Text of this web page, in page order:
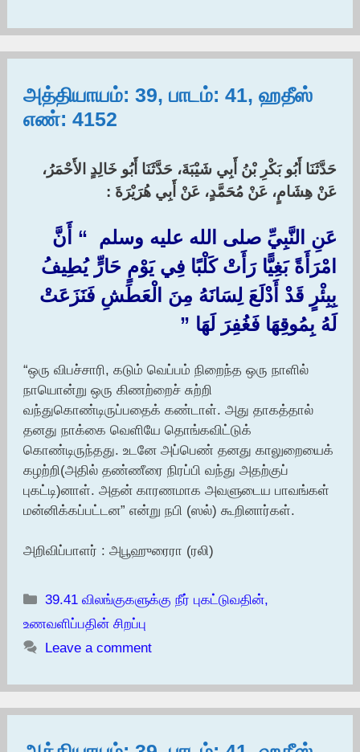
அத்தியாயம்: 39, பாடம்: 41, ஹதீஸ்
எண்: 4152
حَدَّثَنَا أَبُو بَكْرِ بْنُ أَبِي شَيْبَةَ، حَدَّثَنَا أَبُو خَالِدٍ الأَحْمَرُ،
عَنْ هِشَامٍ، عَنْ مُحَمَّدٍ، عَنْ أَبِي هُرَيْرَةَ :‏
عَنِ النَّبِيِّ صلى الله عليه وسلم ‏ “‏ أَنَّ
امْرَأَةً بَغِيًّا رَأَتْ كَلْبًا فِي يَوْمٍ حَارٍّ يُطِيفُ
بِبِئْرٍ قَدْ أَدْلَعَ لِسَانَهُ مِنَ الْعَطَشِ فَنَزَعَتْ
لَهُ بِمُوقِهَا فَغُفِرَ لَهَا ‏”‏
“ஒரு விபச்சாரி, கடும் வெப்பம் நிறைந்த ஒரு நாளில்
நாயொன்று ஒரு கிணற்றைச் சுற்றி
வந்துகொண்டிருப்பதைக் கண்டாள். அது தாகத்தால்
தனது நாக்கை வெளியே தொங்கவிட்டுக்
கொண்டிருந்தது. உடனே அப்பெண் தனது காலுறையைக்
கழற்றி(அதில் தண்ணீரை நிரப்பி வந்து அதற்குப்
புகட்டி)னாள். அதன் காரணமாக அவளுடைய பாவங்கள்
மன்னிக்கப்பட்டன” என்று நபி (ஸல்) கூறினார்கள்.
அறிவிப்பாளர் : அபூஹுரைரா (ரலி)
Categories
39.41 விலங்குகளுக்கு நீர் புகட்டுவதின்,
உணவளிப்பதின் சிறப்பு
Leave a comment